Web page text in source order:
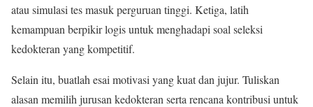
atau simulasi tes masuk perguruan tinggi. Ketiga, latih
kemampuan berpikir logis untuk menghadapi soal seleksi
kedokteran yang kompetitif.
Selain itu, buatlah esai motivasi yang kuat dan jujur. Tuliskan
alasan memilih jurusan kedokteran serta rencana kontribusi untuk